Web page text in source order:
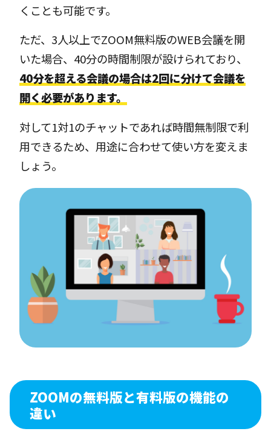
くことも可能です。
ただ、3人以上でZOOM無料版のWEB会議を開
いた場合、40分の時間制限が設けられており、
40分を超える会議の場合は2回に分けて会議を
開く必要があります。
対して1対1のチャットであれば時間無制限で利
用できるため、用途に合わせて使い方を変えま
しょう。
ZOOMの無料版と有料版の機能の
違い